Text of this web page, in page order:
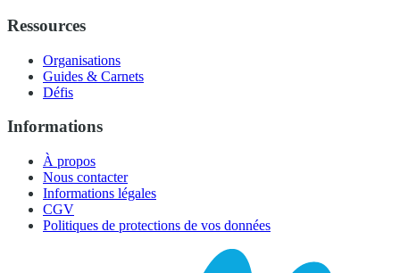
Ressources
Organisations
Guides & Carnets
Défis
Informations
À propos
Nous contacter
Informations légales
CGV
Politiques de protections de vos données